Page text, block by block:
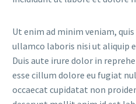
Ut enim ad minim veniam,
ullamco laboris nisi ut aliquip
Duis aute irure dolor in
esse cillum dolore eu fugiat
occaecat cupidatat non